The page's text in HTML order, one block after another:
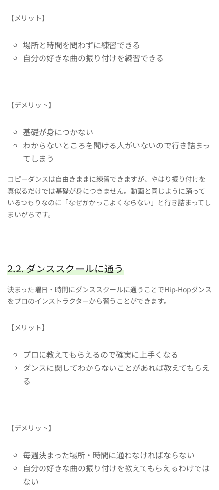
【メリット】
場所と時間を問わずに練習できる
自分の好きな曲の振り付けを練習できる
【デメリット】
基礎が身につかない
わからないところを聞ける人がいないので行き詰まっ
てしまう
コピーダンスは自由きままに練習できますが、やはり振り付けを
真似るだけでは基礎が身につきません。動画と同じように踊って
いるつもりなのに「なぜかかっこよくならない」と行き詰まってし
まいがちです。
2.2. ダンススクールに通う
決まった曜日・時間にダンススクールに通うことでHip-Hopダンス
をプロのインストラクターから習うことができます。
【メリット】
プロに教えてもらえるので確実に上手くなる
ダンスに関してわからないことがあれば教えてもらえ
る
【デメリット】
毎週決まった場所・時間に通わなければならない
自分の好きな曲の振り付けを教えてもらえるわけでは
ない